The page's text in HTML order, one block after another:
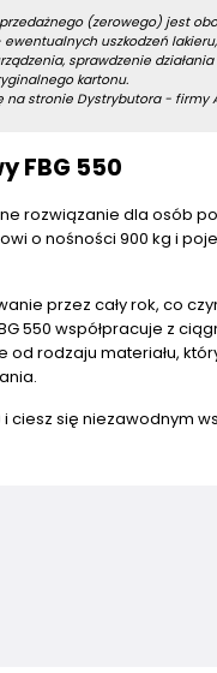
(zerowego) jest
uszkodzeń
sprawdzenie
kartonu.
stronie Dystrybutora - firmy
FBG 550
rozwiązanie dla osób
o nośności 900 kg i
przez cały rok, co
550 współpracuje z
od rodzaju materiału,
i ciesz się